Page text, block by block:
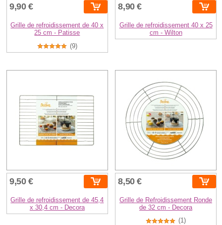
9,90 €
Grille de refroidissement de 40 x
25 cm - Patisse
(9)
8,90 €
Grille de refroidissement 40 x 25
cm - Wilton
9,50 €
Grille de refroidissement de 45,4
x 30,4 cm - Decora
8,50 €
Grille de Refroidissement Ronde
de 32 cm - Decora
(1)